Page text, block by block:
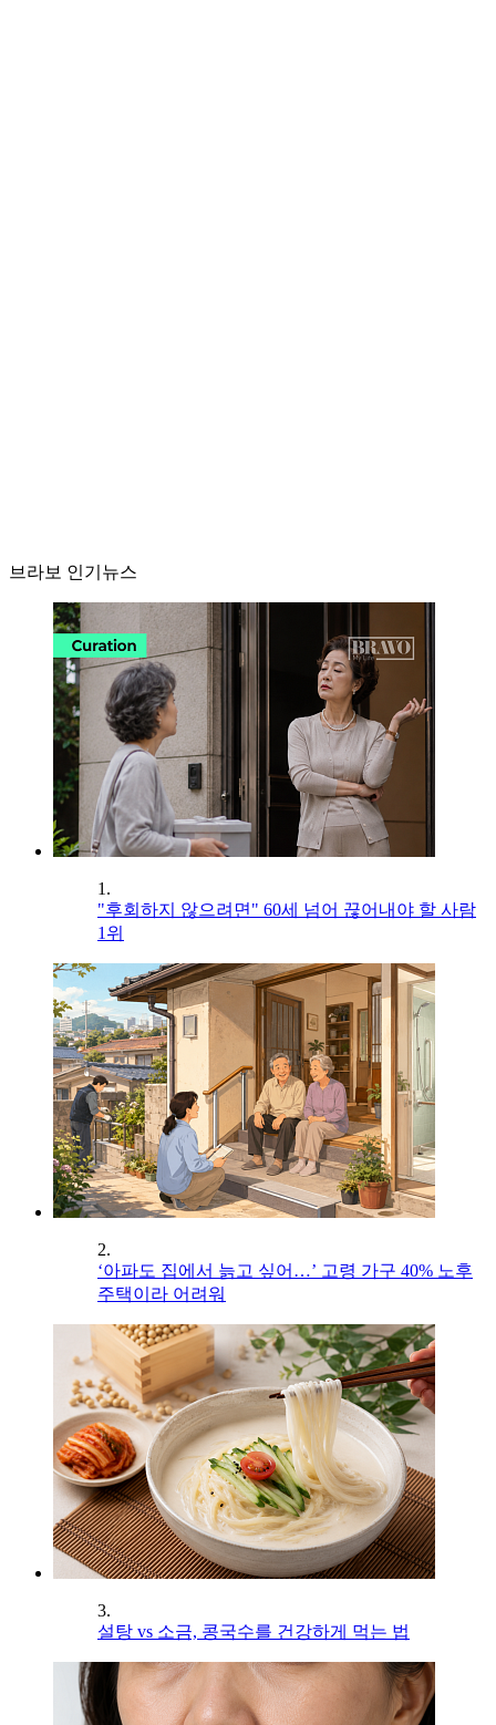
브라보 인기뉴스
1.
"후회하지 않으려면" 60세 넘어 끊어내야 할 사람
1위
2.
‘아파도 집에서 늙고 싶어…’ 고령 가구 40% 노후
주택이라 어려워
3.
설탕 vs 소금, 콩국수를 건강하게 먹는 법